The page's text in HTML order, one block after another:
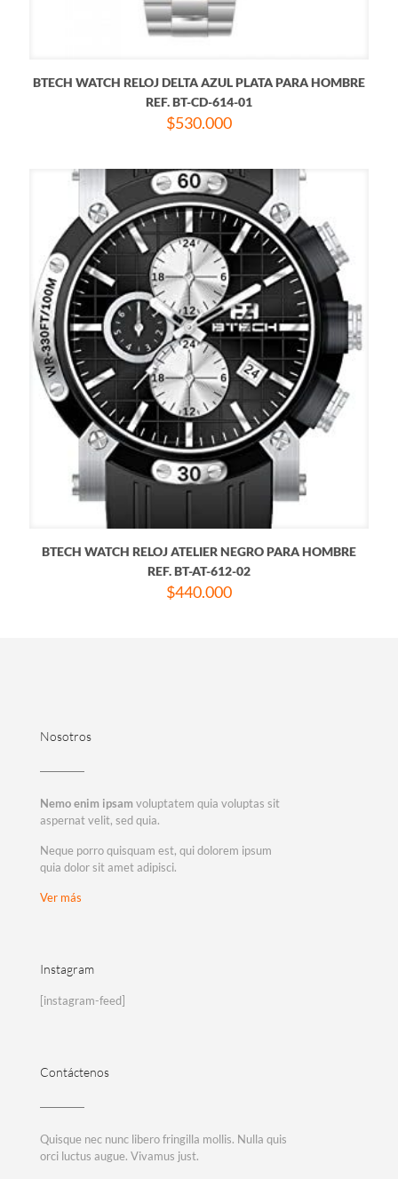
BTECH WATCH RELOJ DELTA AZUL PLATA PARA HOMBRE
REF. BT-CD-614-01
$530.000
BTECH WATCH RELOJ ATELIER NEGRO PARA HOMBRE
REF. BT-AT-612-02
$440.000
Nosotros
Nemo enim ipsam voluptatem quia voluptas sit
aspernat velit, sed quia.
Neque porro quisquam est, qui dolorem ipsum
quia dolor sit amet adipisci.
Ver más
Instagram
[instagram-feed]
Contáctenos
Quisque nec nunc libero fringilla mollis. Nulla quis
orci luctus augue. Vivamus just.